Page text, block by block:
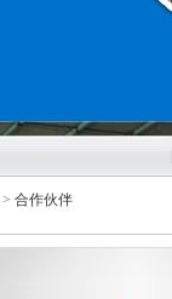
> 合作伙伴